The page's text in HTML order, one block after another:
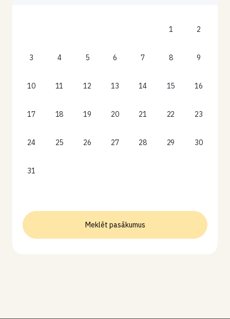
1 2
3 4 5 6 7 8 9
10 11 12 13 14 15 16
17 18 19 20 21 22 23
24 25 26 27 28 29 30
31
Meklēt pasākumus